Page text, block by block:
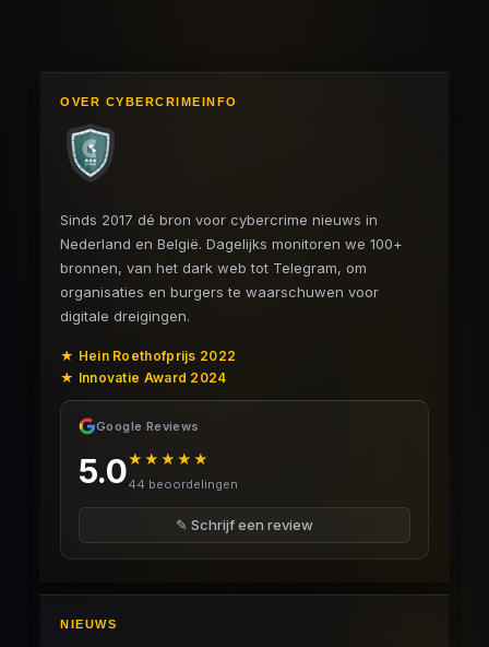
OVER CYBERCRIMEINFO
Sinds 2017 dé bron voor cybercrime nieuws in
Nederland en België. Dagelijks monitoren we 100+
bronnen, van het dark web tot Telegram, om
organisaties en burgers te waarschuwen voor
digitale dreigingen.
★ Hein Roethofprijs 2022
★ Innovatie Award 2024
Google Reviews
5.0★★★★★
44 beoordelingen
✎ Schrijf een review
NIEUWS